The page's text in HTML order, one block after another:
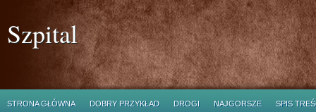
Szpital
STRONA GŁÓWNA DOBRY PRZYKŁAD DROGI NAJGORSZE SPIS